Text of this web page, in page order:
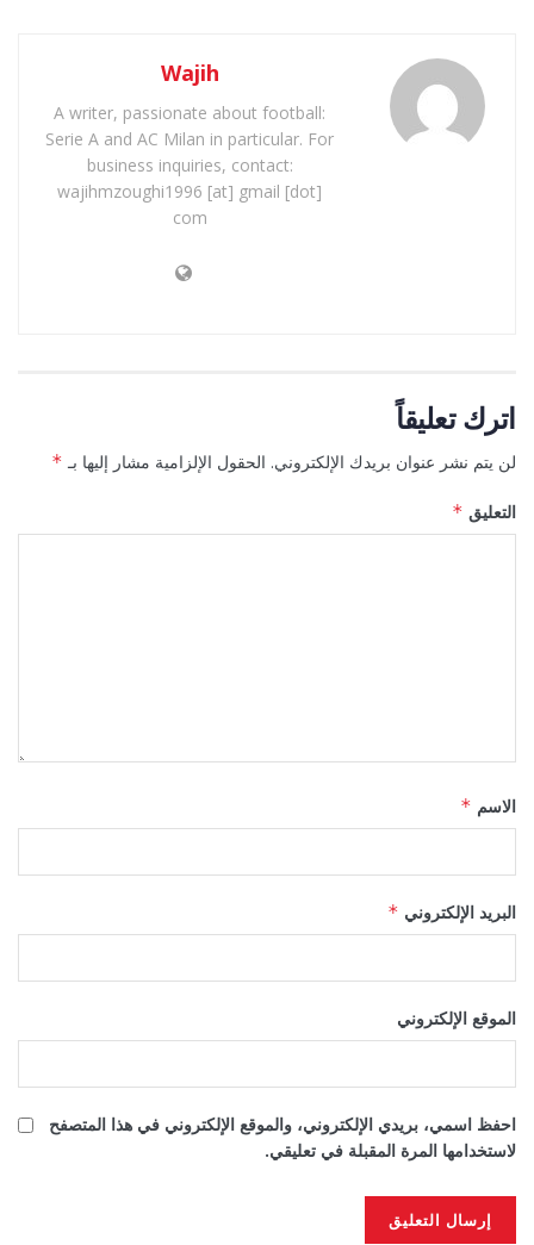
Wajih
A writer, passionate about football:
Serie A and AC Milan in particular. For
business inquiries, contact:
wajihmzoughi1996 [at] gmail [dot]
com
اترك تعليقاً
لن يتم نشر عنوان بريدك الإلكتروني. الحقول الإلزامية مشار إليها بـ *
التعليق *
الاسم *
البريد الإلكتروني *
الموقع الإلكتروني
احفظ اسمي، بريدي الإلكتروني، والموقع الإلكتروني في هذا المتصفح
لاستخدامها المرة المقبلة في تعليقي.